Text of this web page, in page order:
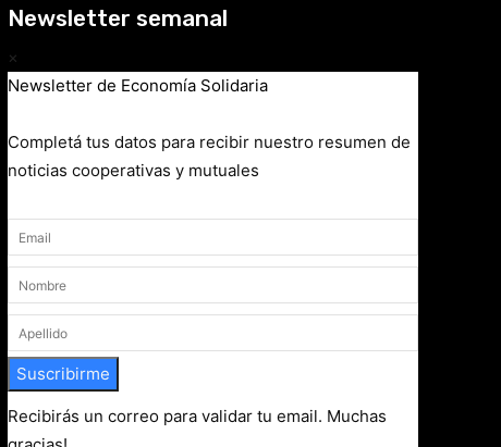
Newsletter semanal
×
Newsletter de Economía Solidaria
Completá tus datos para recibir nuestro resumen de
noticias cooperativas y mutuales
Suscribirme
Recibirás un correo para validar tu email. Muchas